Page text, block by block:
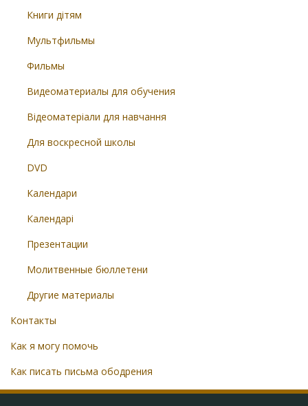
Книги дітям
Мультфильмы
Фильмы
Видеоматериалы для обучения
Відеоматеріали для навчання
Для воскресной школы
DVD
Календари
Календарі
Презентации
Молитвенные бюллетени
Другие материалы
Контакты
Как я могу помочь
Как писать письма ободрения